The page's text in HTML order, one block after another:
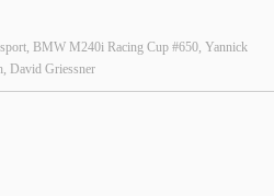
BMW M240i Racing Cup #650, Yannick
David Griessner